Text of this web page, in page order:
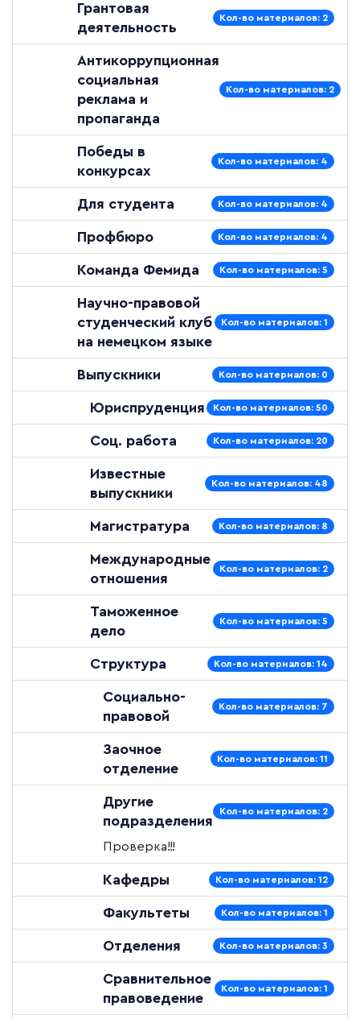
Грантовая
деятельность
Кол-во материалов: 2
Антикоррупционная
социальная
реклама и
пропаганда
Кол-во материалов: 2
Победы в
конкурсах
Кол-во материалов: 4
Для студента Кол-во материалов: 4
Профбюро Кол-во материалов: 4
Команда Фемида Кол-во материалов: 5
Научно-правовой
студенческий клуб
на немецком языке
Кол-во материалов: 1
Выпускники Кол-во материалов: 0
Юриспруденция Кол-во материалов: 50
Соц. работа Кол-во материалов: 20
Известные
выпускники
Кол-во материалов: 48
Магистратура Кол-во материалов: 8
Международные
отношения
Кол-во материалов: 2
Таможенное
дело
Кол-во материалов: 5
Структура Кол-во материалов: 14
Социально-
правовой
Кол-во материалов: 7
Заочное
отделение
Кол-во материалов: 11
Другие
подразделения
Кол-во материалов: 2
Проверка!!!
Кафедры Кол-во материалов: 12
Факультеты Кол-во материалов: 1
Отделения Кол-во материалов: 3
Сравнительное
правоведение
Кол-во материалов: 1